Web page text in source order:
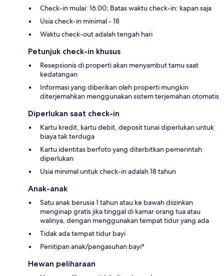
Check-in mulai: 16.00; Batas waktu check-in: kapan saja
Usia check-in minimal - 18
Waktu check-out adalah tengah hari
Petunjuk check-in khusus
Resepsionis di properti akan menyambut tamu saat
kedatangan
Informasi yang diberikan oleh properti mungkin
diterjemahkan menggunakan sistem terjemahan otomatis
Diperlukan saat check-in
Kartu kredit, kartu debit, deposit tunai diperlukan untuk
biaya tak terduga
Kartu identitas berfoto yang diterbitkan pemerintah
diperlukan
Usia minimal untuk check-in adalah 18 tahun
Anak-anak
Satu anak berusia 1 tahun atau ke bawah diizinkan
menginap gratis jika tinggal di kamar orang tua atau
walinya, dengan menggunakan tempat tidur yang ada
Tidak ada tempat tidur bayi
Penitipan anak/pengasuhan bayi*
Hewan peliharaan